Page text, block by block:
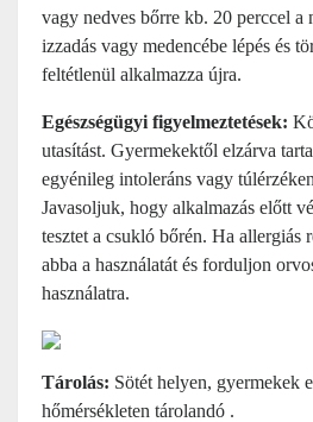
vagy nedves bőrre kb. 20 perccel a
izzadás vagy medencébe lépés és
feltétlenül alkalmazza újra.
Egészségügyi figyelmeztetések:
utasítást. Gyermekektől elzárva
egyénileg intoleráns vagy
Javasoljuk, hogy alkalmazás előtt
tesztet a csukló bőrén. Ha allergiás
abba a használatát és forduljon
használatra.
Tárolás: Sötét helyen, gyermekek
hőmérsékleten tárolandó .